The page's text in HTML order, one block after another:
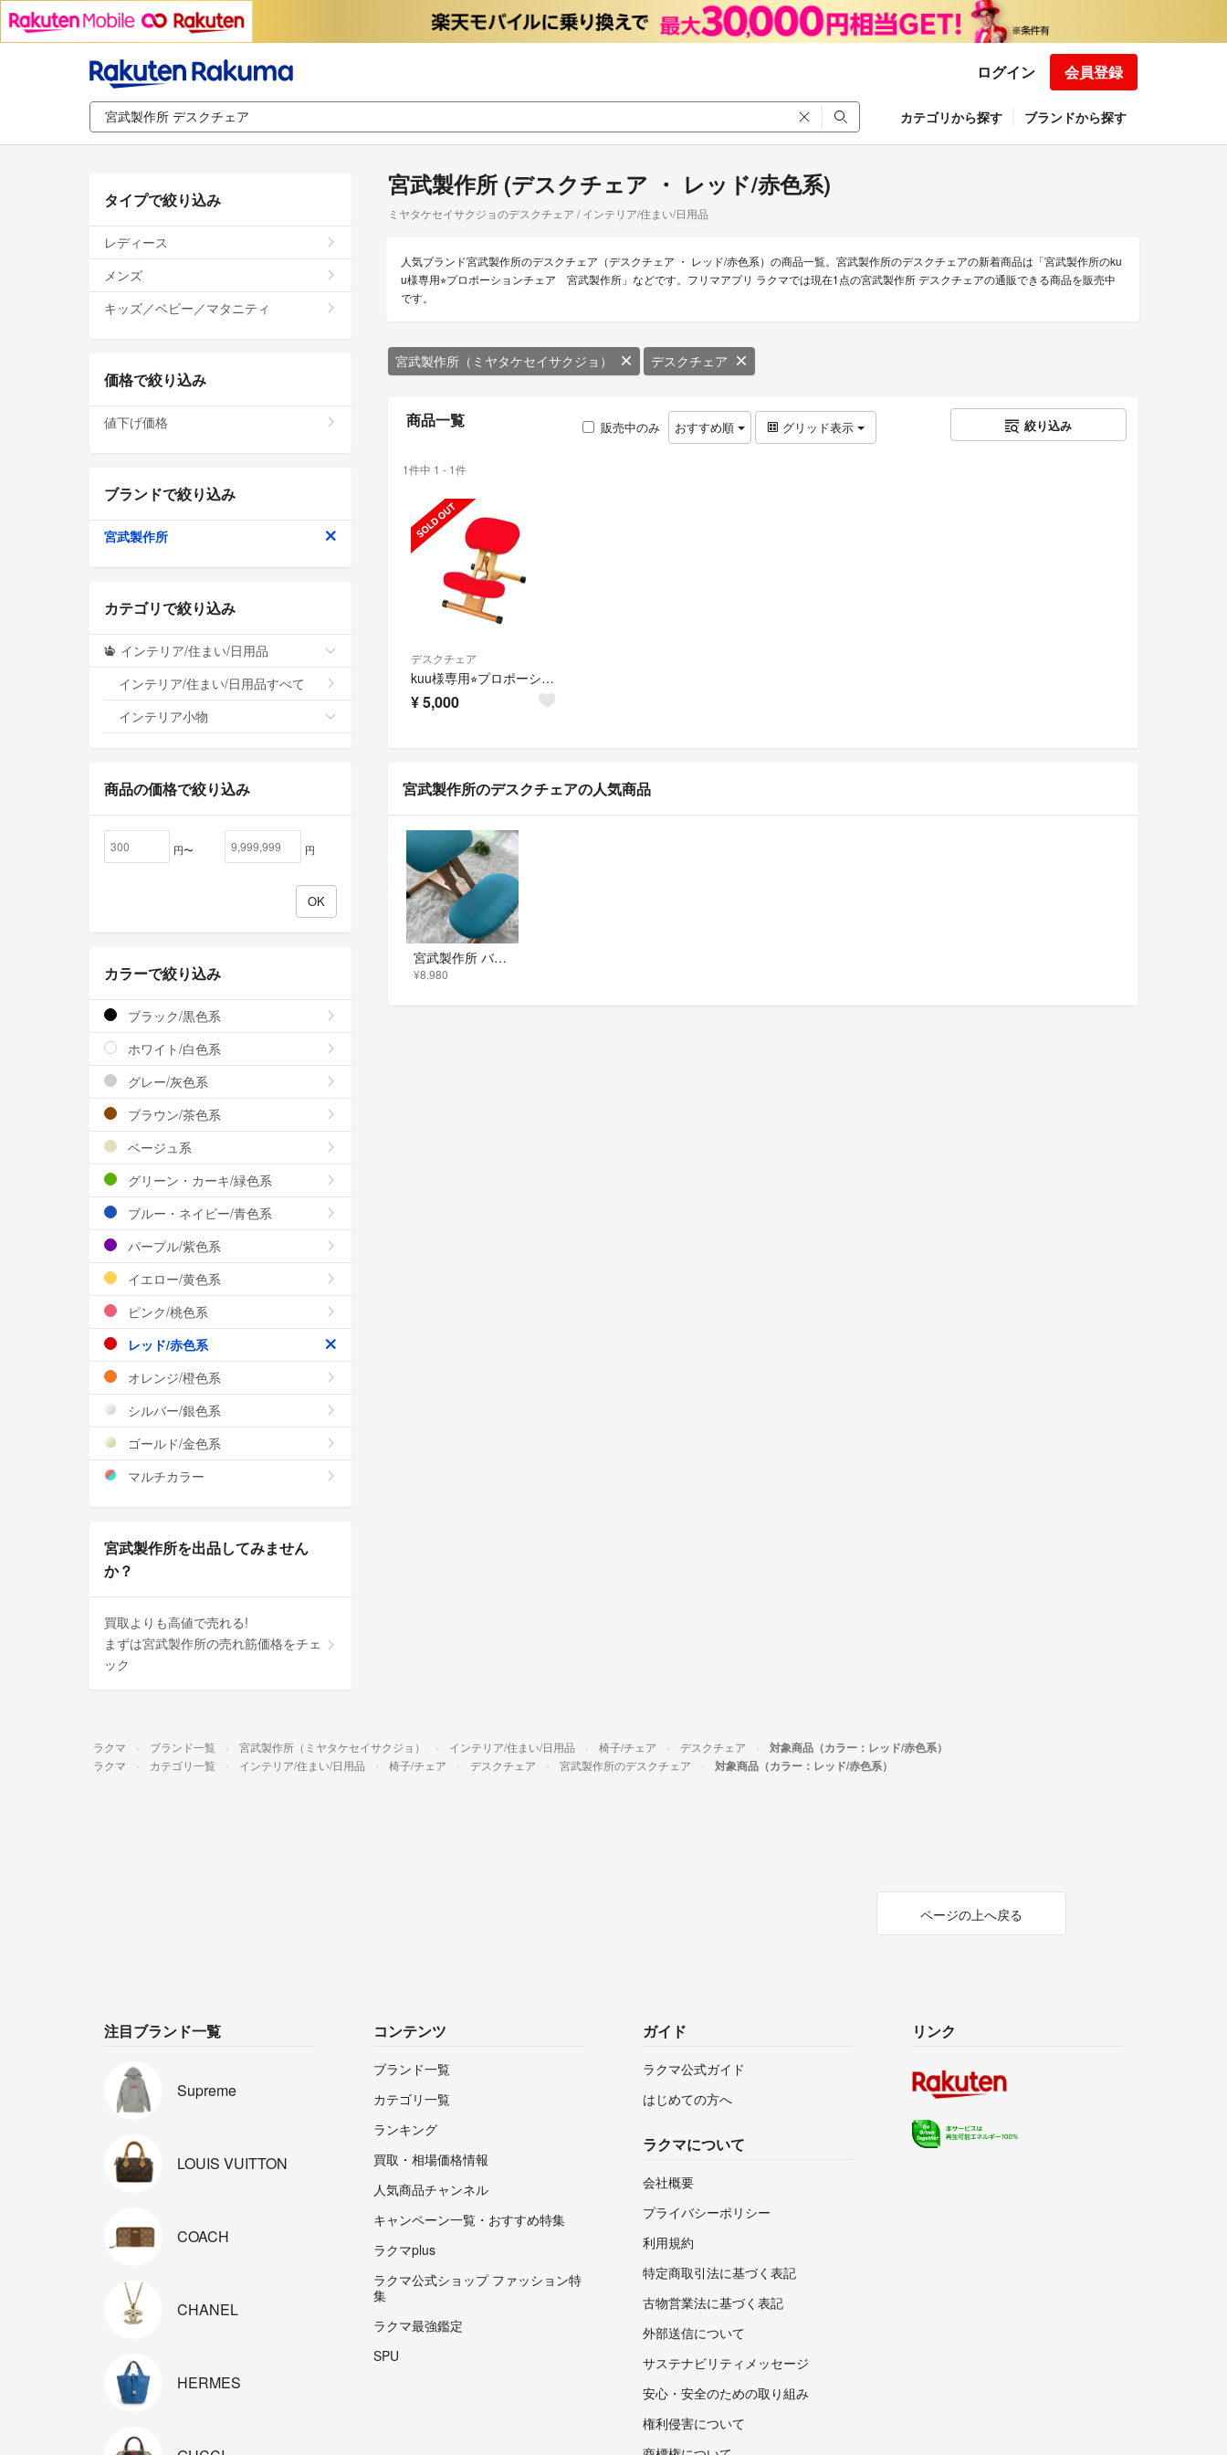
ログイン 会員登録
カテゴリから探す ブランドから探す
宮武製作所 (デスクチェア ・ レッド/赤色系)
ミヤタケセイサクジョのデスクチェア / インテリア/住まい/日用品
人気ブランド宮武製作所のデスクチェア（デスクチェア ・ レッド/赤色系）の商品一覧。宮武製作所のデスクチェアの新着商品は「宮武製作所のku
u様専用⭐︎プロポーションチェア 宮武製作所」などです。フリマアプリ ラクマでは現在1点の宮武製作所 デスクチェアの通販できる商品を販売中
です。
宮武製作所（ミヤタケセイサクジョ） デスクチェア
商品一覧 販売中のみ おすすめ順 グリッド表示 絞り込み
1件中 1 - 1件
デスクチェア
kuu様専用⭐︎プロポーションチェア 宮武製作所
¥5,000
宮武製作所のデスクチェアの人気商品
宮武製作所 バランスチェア プロポーションチェア 姿勢矯正
¥8,980
タイプで絞り込み
レディース
メンズ
キッズ／ベビー／マタニティ
価格で絞り込み
値下げ価格
ブランドで絞り込み
宮武製作所
カテゴリで絞り込み
インテリア/住まい/日用品
インテリア/住まい/日用品すべて
インテリア小物
商品の価格で絞り込み
円〜 円
カラーで絞り込み
ブラック/黒色系
ホワイト/白色系
グレー/灰色系
ブラウン/茶色系
ベージュ系
グリーン・カーキ/緑色系
ブルー・ネイビー/青色系
パープル/紫色系
イエロー/黄色系
ピンク/桃色系
レッド/赤色系
オレンジ/橙色系
シルバー/銀色系
ゴールド/金色系
マルチカラー
宮武製作所を出品してみません
か？
買取よりも高値で売れる!
まずは宮武製作所の売れ筋価格をチェ
ック
ラクマ ブランド一覧 宮武製作所（ミヤタケセイサクジョ） インテリア/住まい/日用品 椅子/チェア デスクチェア 対象商品（カラー：レッド/赤色系）
ラクマ カテゴリ一覧 インテリア/住まい/日用品 椅子/チェア デスクチェア 宮武製作所のデスクチェア 対象商品（カラー：レッド/赤色系）
ページの上へ戻る
注目ブランド一覧
Supreme
LOUIS VUITTON
COACH
CHANEL
HERMES
コンテンツ
ブランド一覧
カテゴリ一覧
ランキング
買取・相場価格情報
人気商品チャンネル
キャンペーン一覧・おすすめ特集
ラクマplus
ラクマ公式ショップ ファッション特
集
ラクマ最強鑑定
SPU
ガイド
ラクマ公式ガイド
はじめての方へ
ラクマについて
会社概要
プライバシーポリシー
利用規約
特定商取引法に基づく表記
古物営業法に基づく表記
外部送信について
サステナビリティメッセージ
安心・安全のための取り組み
権利侵害について
リンク